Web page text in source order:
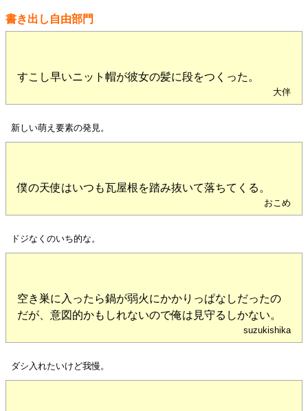
書き出し自由部門
すこし早いニット帽が彼女の髪に段をつくった。
大伴
新しい萌え要素の発見。
僕の天使はいつも瓦屋根を踏み抜いて落ちてくる。
おこめ
ドジなくのいち的な。
空き巣に入ったら鍋が弱火にかかりっぱなしだったの
だが、意図的かもしれないので俺は見守るしかない。
suzukishika
ダシ入れたいけど我慢。